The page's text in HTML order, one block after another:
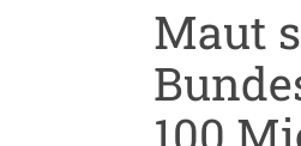
Maut
100